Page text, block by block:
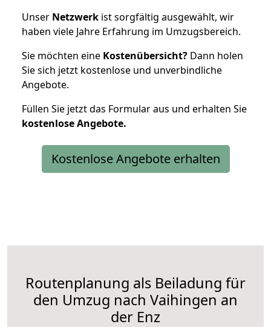
Unser Netzwerk ist sorgfältig ausgewählt, wir
haben viele Jahre Erfahrung im Umzugsbereich.
Sie möchten eine Kostenübersicht? Dann holen
Sie sich jetzt kostenlose und unverbindliche
Angebote.
Füllen Sie jetzt das Formular aus und erhalten Sie
kostenloseAngebote.
Kostenlose Angebote erhalten
Routenplanung als Beiladung für
den Umzug nach Vaihingen an
der Enz